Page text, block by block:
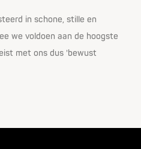
in schone, stille en
we voldoen aan de hoogste
met ons dus 'bewust